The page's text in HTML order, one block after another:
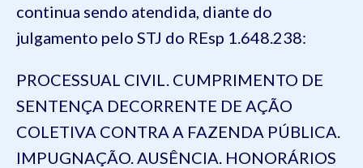
continua sendo atendida, diante do
julgamento pelo STJ do REsp 1.648.238:
PROCESSUAL CIVIL. CUMPRIMENTO DE
SENTENÇA DECORRENTE DE AÇÃO
COLETIVA CONTRA A FAZENDA PÚBLICA.
IMPUGNAÇÃO. AUSÊNCIA. HONORÁRIOS